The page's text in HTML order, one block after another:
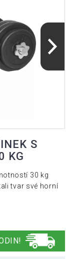
S
KG
30 kg
tvar své horní